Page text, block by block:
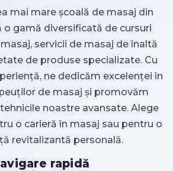
mai mare școală de masaj din
o gamă diversificată de cursuri
servicii de masaj de înaltă
de produse specializate. Cu
ne dedicăm excelenței în
de masaj și promovăm
noastre avansate. Alege
o carieră în masaj sau pentru o
revitalizantă personală.
rapidă